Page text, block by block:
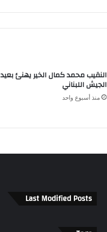
النقيب محمد كمال الخير يهنئ بعيد
الجيش اللبناني
منذ أسبوع واحد
Last Modified Posts